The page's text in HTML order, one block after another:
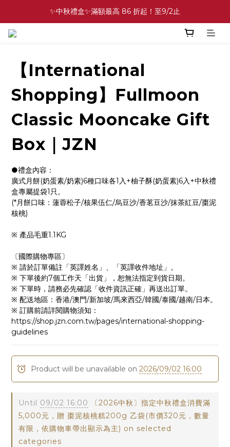
✨中秋禮盒✨滿額最高 86 折起！至9/2止
✨中秋禮盒✨滿額最高 86 折起！至9/2止
【International
Shopping】Fullmoon
Classic Mooncake Gift
Box｜JZN
●禮盒內容：
廣式月餅(奶蛋素/奶素)6種口味各1入+柚子酥(奶蛋素)6入+中秋禮
盒專屬提袋1只。
(*月餅口味：蓮蓉松子/核果伍仁/烏豆沙/香茗豆沙/抹茶紅豆/棗泥
核桃)
※ 產品毛重1.1KG
〔國際購物專區〕
※ 請於訂單備註「英譯姓名」、「英譯收件地址」。
※ 下單後約7個工作天「出貨」，恕無法指定到貨日期。
※ 下單時，請務必先確認「收件資訊正確」再送出訂單。
※ 配送地區：香港/澳門/新加坡/馬來西亞/韓國/泰國/越南/日本。
※ 訂購前請詳閱購物須知：
https://shop.jzn.com.tw/pages/international-shopping-
guidelines
Product will be unavailable on 2026/09/02 16:00
Until 09/02 16:00
〔2026中秋〕指定中秋禮盒消費滿
5,000元，贈 棗泥核桃糕200g 乙袋(市價320元，數量
有限，依購物車帶出顯示為主) on selected
categories